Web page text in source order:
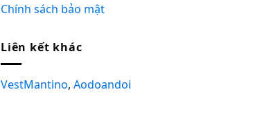
Chính sách bảo mật
Liên kết khác
VestMantino, Aodoandoi